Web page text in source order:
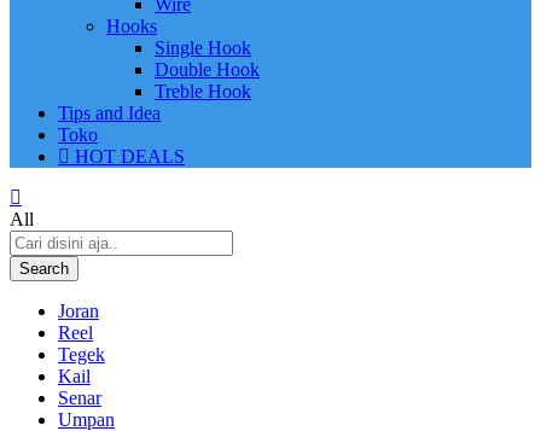
Hooks
Single Hook
Double Hook
Treble Hook
Tips and Idea
Toko
HOT DEALS
All
Search
Joran
Reel
Tegek
Kail
Senar
Umpan